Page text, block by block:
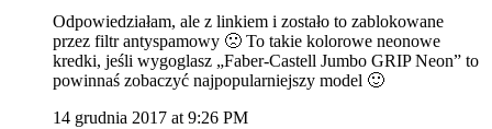
Odpowiedziałam, ale z linkiem i zostało to zablokowane
przez filtr antyspamowy 🙁 To takie kolorowe neonowe
kredki, jeśli wygoglasz „Faber-Castell Jumbo GRIP Neon” to
powinnaś zobaczyć najpopularniejszy model 🙂
14 grudnia 2017 at 9:26 PM